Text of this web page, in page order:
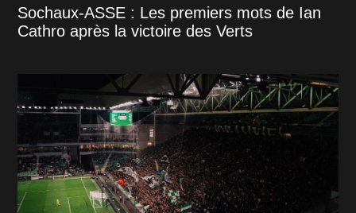
Sochaux-ASSE : Les premiers mots de Ian
Cathro après la victoire des Verts